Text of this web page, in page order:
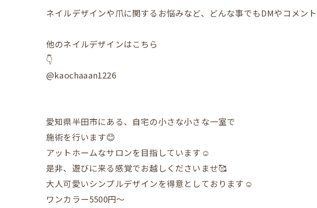
ネイルデザインや爪に関するお悩みなど、どんな事でもDMやコメン
他のネイルデザインはこちら
👇
@kaochaaan1226
愛知県半田市にある、自宅の小さな小さな一室で
施術を行います😊
アットホームなサロンを目指しています☺️
是非、遊びに来る感覚でお越しくださいませ🥰
大人可愛いシンプルデザインを得意としております☺️
ワンカラー5500円〜